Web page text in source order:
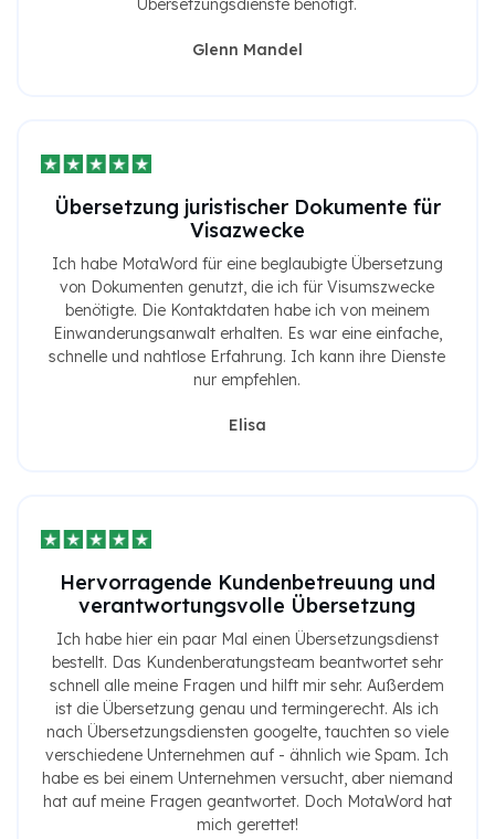
Übersetzungsdienste benötigt.
Glenn Mandel
Übersetzung juristischer Dokumente für
Visazwecke
Ich habe MotaWord für eine beglaubigte Übersetzung
von Dokumenten genutzt, die ich für Visumszwecke
benötigte. Die Kontaktdaten habe ich von meinem
Einwanderungsanwalt erhalten. Es war eine einfache,
schnelle und nahtlose Erfahrung. Ich kann ihre Dienste
nur empfehlen.
Elisa
Hervorragende Kundenbetreuung und
verantwortungsvolle Übersetzung
Ich habe hier ein paar Mal einen Übersetzungsdienst
bestellt. Das Kundenberatungsteam beantwortet sehr
schnell alle meine Fragen und hilft mir sehr. Außerdem
ist die Übersetzung genau und termingerecht. Als ich
nach Übersetzungsdiensten googelte, tauchten so viele
verschiedene Unternehmen auf - ähnlich wie Spam. Ich
habe es bei einem Unternehmen versucht, aber niemand
hat auf meine Fragen geantwortet. Doch MotaWord hat
mich gerettet!